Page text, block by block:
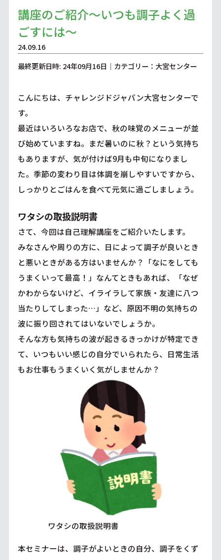
講座のご紹介～いつも調子よく過
ごすには～
24.09.16
最終更新日時: 24年09月16日｜カテゴリー：大宮センター
こんにちは、チャレンジドジャパン大宮センターで
す。
最近はいろいろなお店で、秋の味覚のメニューが並
び始めていますね。まだ暑いのに秋？という気持ち
もありますが、気が付けば9月も中旬になりまし
た。季節の変わり目は体調を崩しやすいですから、
しっかりとごはんを食べて元気に過ごしましょう。
ワタシの取扱説明書
さて、今回は自己理解講座をご紹介いたします。
みなさんや周りの方に、日によって調子が良いとき
と悪いときがある方はいませんか？「なにをしても
うまくいって最高！」なんてときもあれば、「なぜ
かわからないけど、イライラして家族・友達に八つ
当たりしてしまった…」など、原因不明の気持ちの
波に振り回されてはいないでしょうか。
そんな方も気持ちの波が起きるきっかけが特定でき
て、いつもいい感じの自分でいられたら、日常生活
もお仕事もうまくいく気がしませんか？
ワタシの取扱説明書
本セミナーは、調子がよいときの自分、調子をくず